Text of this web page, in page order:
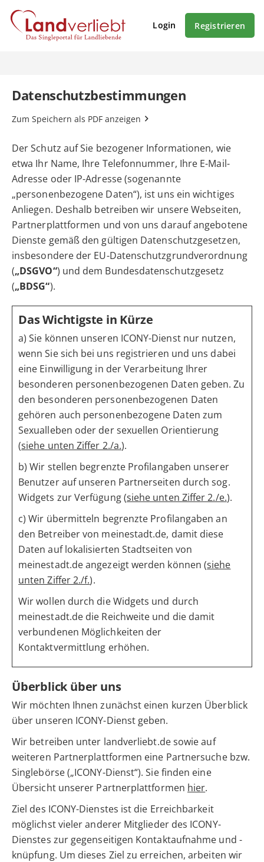
Login Registrieren
Datenschutzbestimmungen
Zum Speichern als PDF anzeigen
Der Schutz auf Sie bezogener Informationen, wie
etwa Ihr Name, Ihre Telefonnummer, Ihre E-Mail-
Adresse oder IP-Adresse (sogenannte
„personenbezogene Daten“), ist uns ein wichtiges
Anliegen. Deshalb betreiben wir unsere Webseiten,
Partnerplattformen und von uns darauf angebotene
Dienste gemäß den gültigen Datenschutzgesetzen,
insbesondere der EU-Datenschutzgrundverordnung
(„DSGVO“) und dem Bundesdatenschutzgesetz
(„BDSG“).
Das Wichtigste in Kürze
a) Sie können unseren ICONY-Dienst nur nutzen,
wenn Sie sich bei uns registrieren und uns dabei
eine Einwilligung in der Verarbeitung Ihrer
besonderen personenbezogenen Daten geben. Zu
den besonderen personenbezogenen Daten
gehören auch personenbezogene Daten zum
Sexualleben oder der sexuellen Orientierung
(siehe unten Ziffer 2./a.).
b) Wir stellen begrenzte Profilangaben unserer
Benutzer auf unseren Partnerseiten durch sog.
Widgets zur Verfügung (siehe unten Ziffer 2./e.).
c) Wir übermitteln begrenzte Profilangaben an
den Betreiber von meinestadt.de, damit diese
Daten auf lokalisierten Stadtseiten von
meinestadt.de angezeigt werden können (siehe
unten Ziffer 2./f.).
Wir wollen durch die Widgets und durch
meinestadt.de die Reichweite und die damit
verbundenen Möglichkeiten der
Kontaktvermittlung erhöhen.
Überblick über uns
Wir möchten Ihnen zunächst einen kurzen Überblick
über unseren ICONY-Dienst geben.
Wir betreiben unter landverliebt.de sowie auf
weiteren Partnerplattformen eine Partnersuche bzw.
Singlebörse („ICONY-Dienst“). Sie finden eine
Übersicht unserer Partnerplattformen hier.
Ziel des ICONY-Dienstes ist die Erreichbarkeit
möglichst vieler anderer Mitglieder des ICONY-
Dienstes zur gegenseitigen Kontaktaufnahme und -
knüpfung. Um dieses Ziel zu erreichen, arbeiten wir